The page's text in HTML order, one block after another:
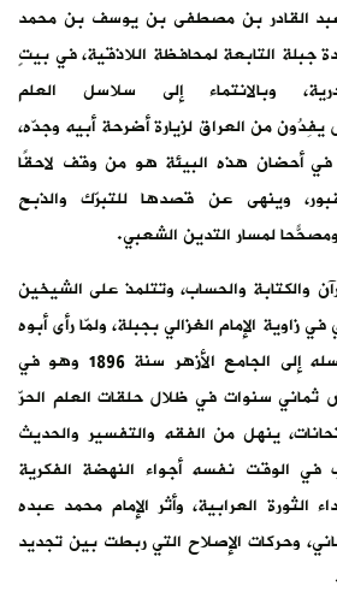
القادر بن مصطفى بن يوسف بن محمد
في بلدة جبلة التابعة لمحافظة اللاذقية، في بيتٍ
وبالانتماء إلى سلاسل العلم
من العراق لزيارة أضرحة أبيه وجدّه،
في أحضان هذه البيئة هو من وقف لاحقًا
وينهى عن قصدها للتبرّك والذبح
لمسار التدين الشعبي.
والكتابة والحساب، وتتلمذ على الشيخين
زاوية الإمام الغزالي بجبلة، ولمّا رأى أبوه
شدّة رغبته في العلم أرسله إلى الجامع الأزهر سنة 1896 وهو في
ثماني سنوات في ظلال حلقات العلم الحرّ
ينهل من الفقه والتفسير والحديث
في الوقت نفسه أجواء النهضة الفكرية
العرابية، وأثر الإمام محمد عبده
وحركات الإصلاح التي ربطت بين تجديد